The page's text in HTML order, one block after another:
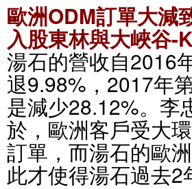
歐洲ODM訂單大減
入股東林與大峽谷-
湯石的營收自2016
退9.98%，2017年
是減少28.12%。李
於，歐洲客戶受大
訂單，而湯石的歐
此才使得湯石過去